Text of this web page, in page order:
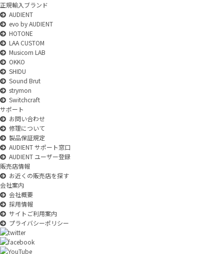
正規輸入ブランド
AUDIENT
evo by AUDIENT
HOTONE
LAA CUSTOM
Musicom LAB
OKKO
SHIDU
Sound Brut
strymon
Switchcraft
サポート
お問い合わせ
修理について
製品保証規定
AUDIENT サポート窓口
AUDIENT ユーザー登録
販売店情報
お近くの販売店を探す
会社案内
会社概要
採用情報
サイトご利用案内
プライバシーポリシー